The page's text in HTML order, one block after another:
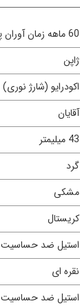
60 ماهه زمان آوران پیشرو
ژاپن
اکودرایو (شارژ نوری)
آقایان
43 میلیمتر
گرد
مشکی
کریستال
استیل ضد حساسیت
نقره ای
استیل ضد حساسیت